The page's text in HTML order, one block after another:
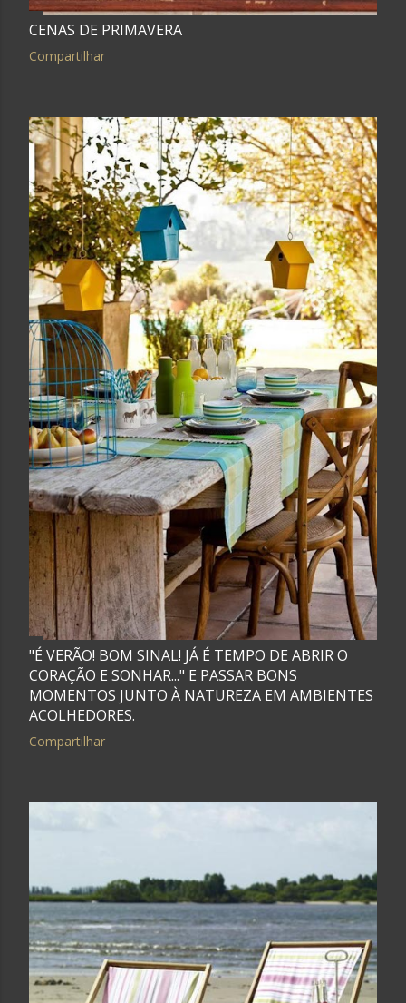
CENAS DE PRIMAVERA
Compartilhar
"É VERÃO! BOM SINAL! JÁ É TEMPO DE ABRIR O
CORAÇÃO E SONHAR..." E PASSAR BONS
MOMENTOS JUNTO À NATUREZA EM AMBIENTES
ACOLHEDORES.
Compartilhar